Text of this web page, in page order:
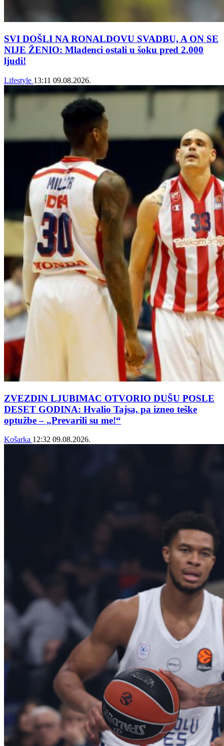
SVI DOŠLI NA RONALDOVU SVADBU, A ON SE
NIJE ŽENIO: Mladenci ostali u šoku pred 2.000
ljudi!
Lifestyle 13:11 09.08.2026.
ZVEZDIN LJUBIMAC OTVORIO DUŠU POSLE
DESET GODINA: Hvalio Tajsa, pa izneo teške
optužbe – „Prevarili su me!“
Košarka 12:32 09.08.2026.